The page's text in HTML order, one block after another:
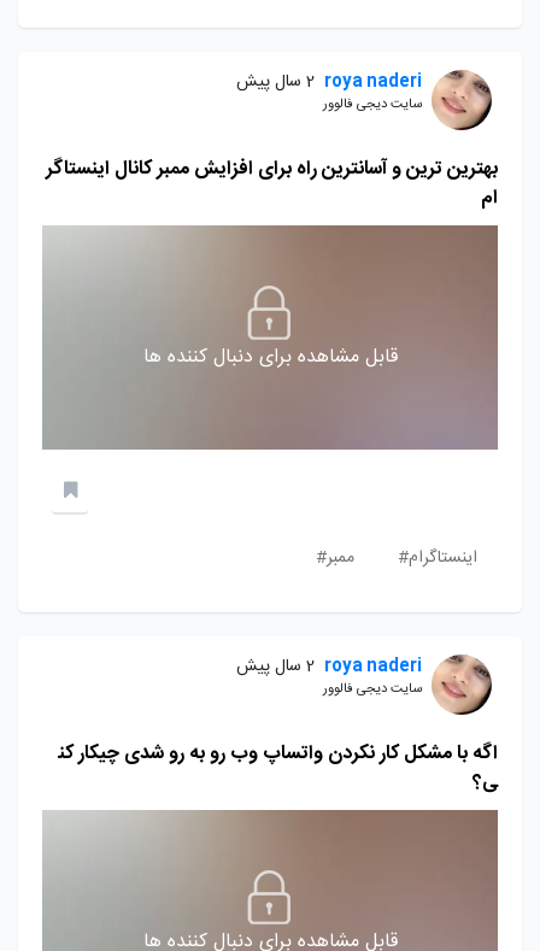
roya naderi 2 سال پیش
سایت دیجی فالوور
بهترین ترین و آسانترین راه برای افزایش ممبر کانال اینستاگر
ام
قابل مشاهده برای دنبال کننده ها
اینستاگرام# ممبر#
roya naderi 2 سال پیش
سایت دیجی فالوور
اگه با مشکل کار نکردن واتساپ وب رو به رو شدی چیکار کن
ی؟
قابل مشاهده برای دنبال کننده ها